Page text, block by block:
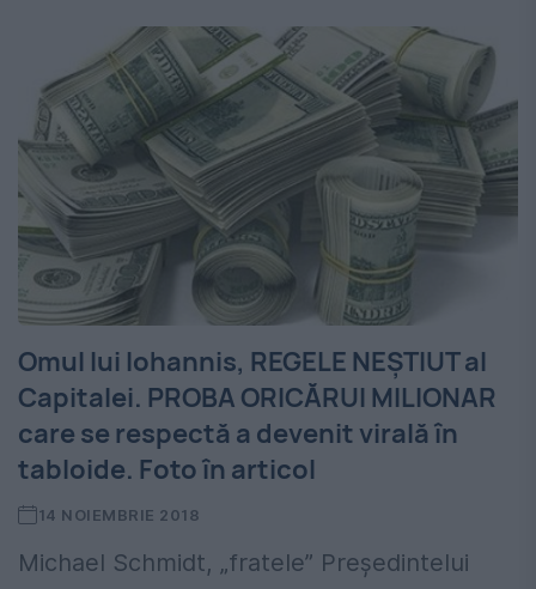
Omul lui Iohannis, REGELE NEŞTIUT al
Capitalei. PROBA ORICĂRUI MILIONAR
care se respectă a devenit virală în
tabloide. Foto în articol
14 NOIEMBRIE 2018
Michael Schmidt, „fratele” Președintelui